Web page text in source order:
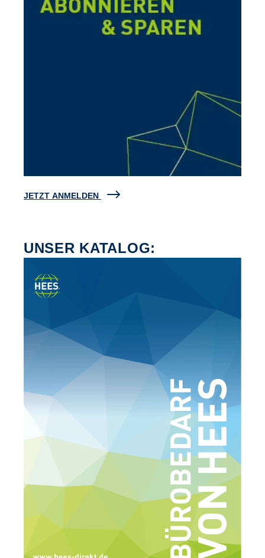
JETZT ANMELDEN
UNSER KATALOG: